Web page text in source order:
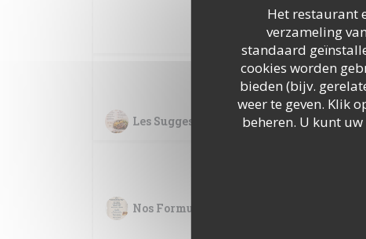
Het restaurant
verzameling
standaard
cookies worden
bieden (bijv.
weer te geven. Klik
beheren. U kunt
MENU
Les
Les Suggestions du Chef
Nos Formules